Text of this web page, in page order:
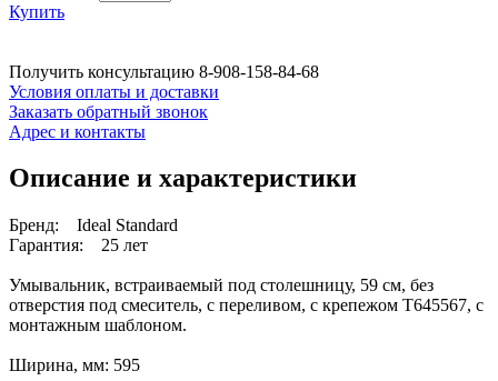
Купить
Получить консультацию 8-908-158-84-68
Условия оплаты и доставки
Заказать обратный звонок
Адрес и контакты
Описание и характеристики
Бренд: Ideal Standard
Гарантия: 25 лет
Умывальник, встраиваемый под столешницу, 59 см, без
отверстия под смеситель, с переливом, с крепежом T645567, с
монтажным шаблоном.
Ширина, мм: 595